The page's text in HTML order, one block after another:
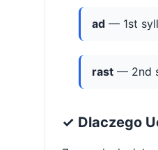
ad — 1st
rast — 2nd
✓ Dlaczego